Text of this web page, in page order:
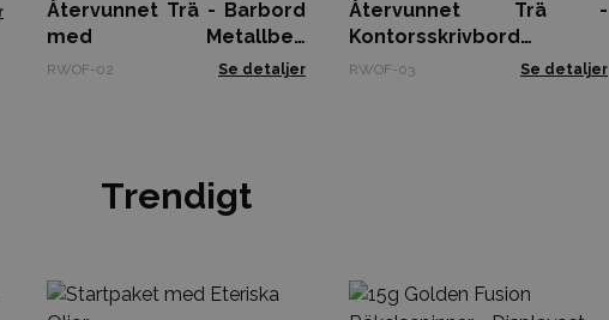
Återvunnet Trä - Barbord
med Metallben
150x40x110 cm
RWOF-02 Se detaljer
Återvunnet Trä -
Kontorsskrivbord
160x60x75cm
RWOF-03 Se detaljer
Trendigt